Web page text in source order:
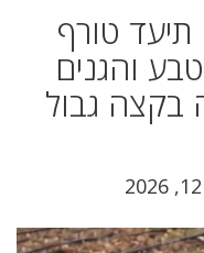
תיעד טורף
והגנים
בקצה גבול